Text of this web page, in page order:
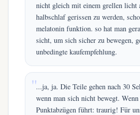
nicht gleich mit einem grellen licht
halbschlaf gerissen zu werden,
melatonin funktion. so hat man
sicht, um sich sicher zu bewegen,
unbedingte kaufempfehlung.
...ja, ja. Die Teile gehen nach 30
wenn man sich nicht bewegt. Wenn
Punktabzügen führt: traurig! Für